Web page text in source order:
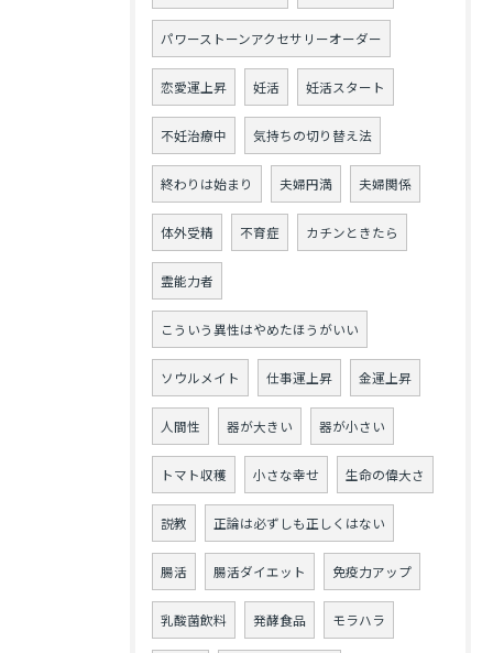
パワーストーンアクセサリーオーダー
恋愛運上昇 妊活 妊活スタート
不妊治療中 気持ちの切り替え法
終わりは始まり 夫婦円満 夫婦関係
体外受精 不育症 カチンときたら
霊能力者
こういう異性はやめたほうがいい
ソウルメイト 仕事運上昇 金運上昇
人間性 器が大きい 器が小さい
トマト収穫 小さな幸せ 生命の偉大さ
説教 正論は必ずしも正しくはない
腸活 腸活ダイエット 免疫力アップ
乳酸菌飲料 発酵食品 モラハラ